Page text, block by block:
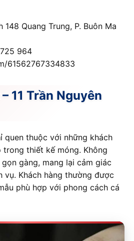
Quang Trung, P. Buôn Ma
964
61562767334833
11 Trần Nguyên
quen thuộc với những khách
thiết kế móng. Không
gàng, mang lại cảm giác
vụ. Khách hàng thường được
phù hợp với phong cách cá